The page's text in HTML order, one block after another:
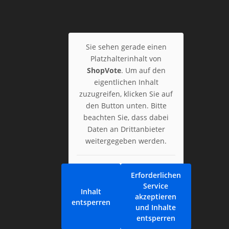
Sie sehen gerade einen
Platzhalterinhalt von
ShopVote. Um auf den
eigentlichen Inhalt
zuzugreifen, klicken Sie auf
den Button unten. Bitte
beachten Sie, dass dabei
Daten an Drittanbieter
weitergegeben werden.
Inhalt
entsperren
Erforderlichen
Service
akzeptieren
und Inhalte
entsperren